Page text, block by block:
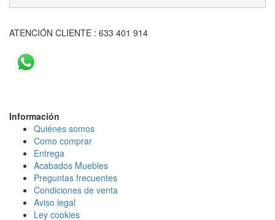
ATENCIÓN CLIENTE : 633 401 914
Información
Quiénes somos
Como comprar
Entrega
Acabados Muebles
Preguntas frecuentes
Condiciones de venta
Aviso legal
Ley cookies